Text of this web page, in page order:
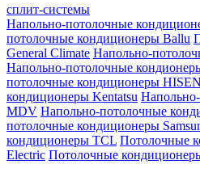
сплит-системы
Напольно-потолочные
потолочные кондиционеры Ballu
General Climate Напольно-
Напольно-потолочные
потолочные кондиционеры
кондиционеры Kentatsu
MDV Напольно-потолочные
потолочные кондиционеры
кондиционеры TCL Потолочные
Electric Потолочные